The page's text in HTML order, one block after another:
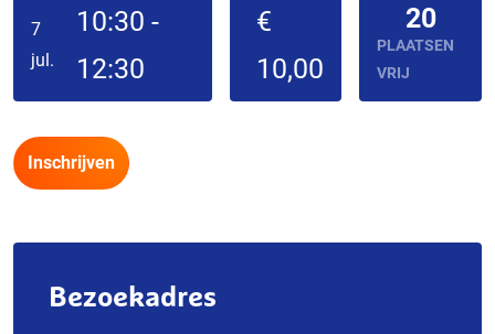
7
jul.
10:30 -
12:30
€
10,00
20
PLAATSEN
VRIJ
Inschrijven
Bezoekadres